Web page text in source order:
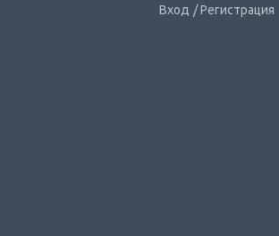
Вход / Регистрация